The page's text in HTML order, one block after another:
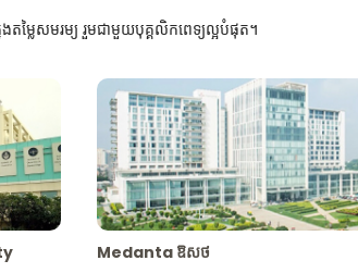
ម្លៃសមរម្យ រួមជាមួយបុគ្គលិកពេទ្យល្អបំផុត។
Medanta ឱសថ